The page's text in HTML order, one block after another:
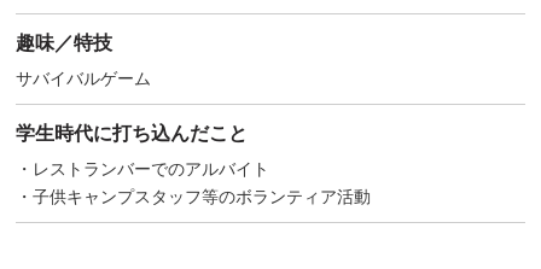
趣味／特技
サバイバルゲーム
学生時代に打ち込んだこと
・レストランバーでのアルバイト
・子供キャンプスタッフ等のボランティア活動